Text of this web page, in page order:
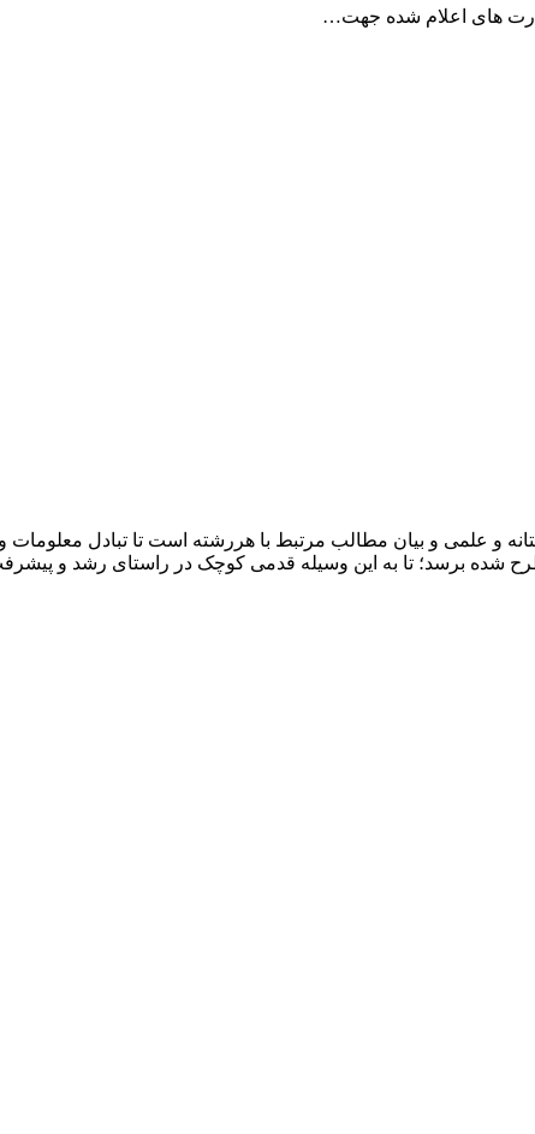
علمی و بیان مطالب مرتبط با هررشته است تا تبادل معلومات
شده برسد؛ تا به این وسیله قدمی کوچک در راستای رشد و